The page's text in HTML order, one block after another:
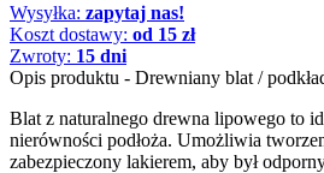
Wysyłka: zapytaj nas!
Koszt dostawy: od 15 zł
Zwroty: 15 dni
Opis produktu - Drewniany blat /
Blat z naturalnego drewna lipowego to
nierówności podłoża. Umożliwia
zabezpieczony lakierem, aby był